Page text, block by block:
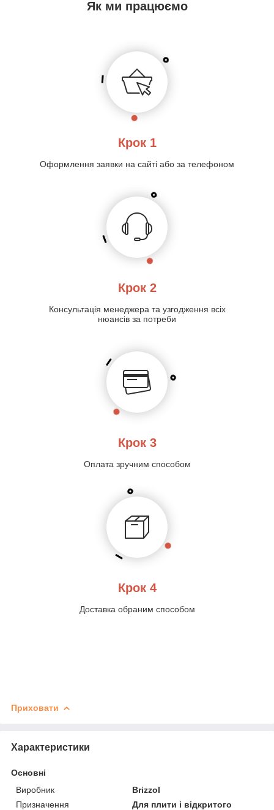
Як ми працюємо
Крок 1
Оформлення заявки на сайті або за телефоном
Крок 2
Консультація менеджера та узгодження всіх
нюансів за потреби
Крок 3
Оплата зручним способом
Крок 4
Доставка обраним способом
Приховати
Характеристики
Основні
Виробник
Brizzol
Призначення
Для плити і відкритого